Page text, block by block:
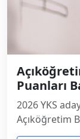
Puanları
2026 YKS
Açıköğretim